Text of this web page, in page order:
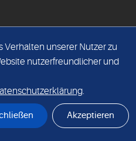
Verhalten unserer Nutzer zu
nutzerfreundlicher und
.
Akzeptieren